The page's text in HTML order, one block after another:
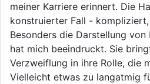
meiner Karriere erinnert. Die
konstruierter Fall -
Besonders die Darstellung von
hat mich beeindruckt. Sie
Verzweiflung in ihre Rolle, die
Vielleicht etwas zu langatmig